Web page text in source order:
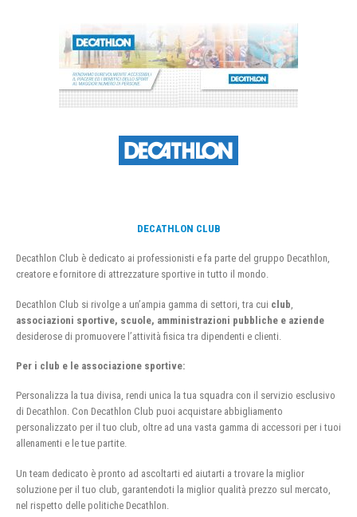
DECATHLON CLUB
Decathlon Club è dedicato ai professionisti e fa parte del gruppo Decathlon,
creatore e fornitore di attrezzature sportive in tutto il mondo.
Decathlon Club si rivolge a un’ampia gamma di settori, tra cui club
associazioni sportive, scuole, amministrazioni pubbliche e aziende
desiderose di promuovere l’attività fisica tra dipendenti e clienti.
Per i club e le associazione sportive:
Personalizza la tua divisa, rendi unica la tua squadra con il servizio esclusivo
di Decathlon. Con Decathlon Club puoi acquistare abbigliamento
personalizzato per il tuo club, oltre ad una vasta gamma di accessori per i tuoi
allenamenti e le tue partite.
Un team dedicato è pronto ad ascoltarti ed aiutarti a trovare la miglior
soluzione per il tuo club, garantendoti la miglior qualità prezzo sul mercato,
nel rispetto delle politiche Decathlon.